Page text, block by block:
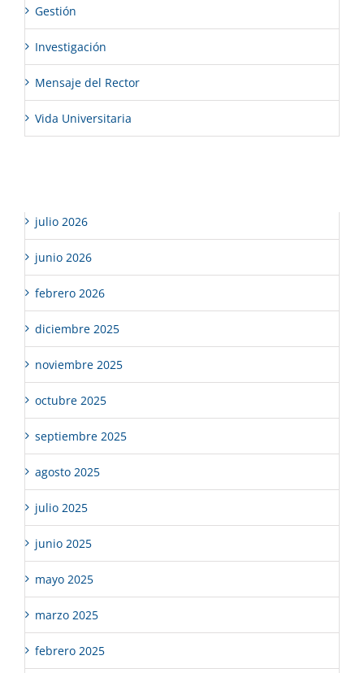
Gestión
Investigación
Mensaje del Rector
Vida Universitaria
julio 2026
junio 2026
febrero 2026
diciembre 2025
noviembre 2025
octubre 2025
septiembre 2025
agosto 2025
julio 2025
junio 2025
mayo 2025
marzo 2025
febrero 2025